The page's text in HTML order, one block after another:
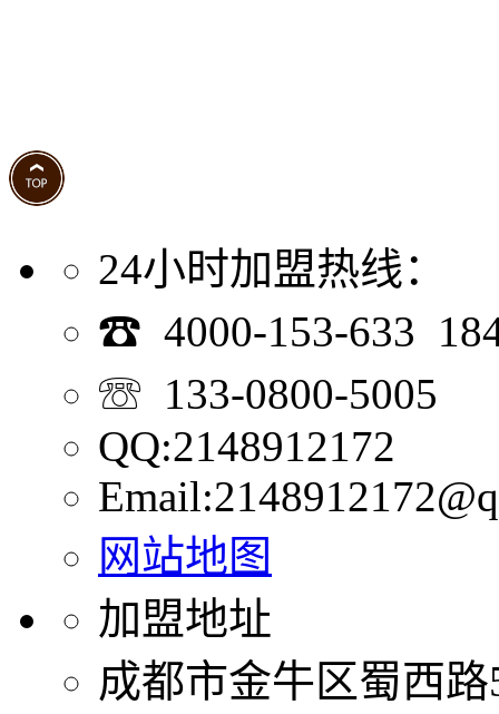
24小时加盟热线：
☎ 4000-153-633
☏ 133-0800-5005
QQ:2148912172
网站地图
加盟地址
成都市金牛区蜀西